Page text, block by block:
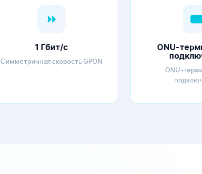
1 Гбит/с
Симметричная скорость GPON
ONU-
ONU-